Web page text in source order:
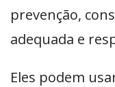
prevenção,
adequada e
Eles podem